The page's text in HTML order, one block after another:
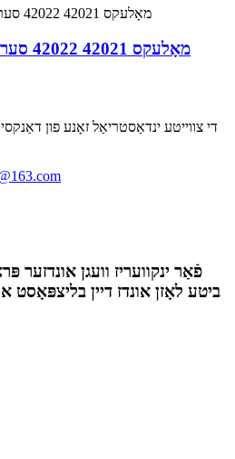
מאָלעקס 42021 42022 סעריע 50842120
די צווייטע ינדאַסטריאַל זאָנע פון
פֿאַר ינקוועריז וועגן אונדזער
ביטע לאָזן אונדז דיין בליצפּאָסט